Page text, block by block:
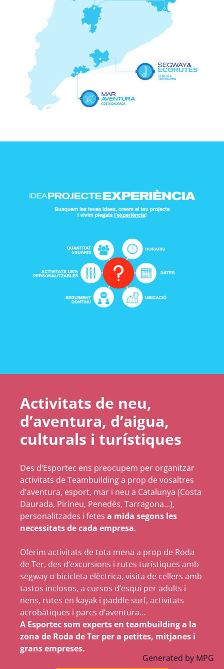
Activitats de neu,
d’aventura, d’aigua,
culturals i turístiques
Des d’Esportec ens preocupem per organitzar
activitats de Teambuilding a prop de vosaltres
d’aventura, esport, mar i neu a Catalunya (Costa
Daurada, Pirineu, Penedès, Tarragona…),
personalitzades i fetes a mida segons les
necessitats de cada empresa.
Oferim activitats de tota mena a prop de Roda
de Ter, des d’excursions i rutes turístiques amb
segway o bicicleta elèctrica, visita de cellers amb
tastos inclosos, a cursos d’esquí per adults i
nens, rutes en kayak i paddle surf, activitats
acrobàtiques i parcs d’aventura…
A Esportec som experts en teambuilding a la
zona de Roda de Ter per a petites, mitjanes i
grans empreses.
Generated by MPG